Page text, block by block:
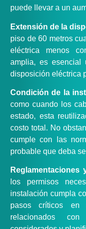
puede llevar a un
Extensión de la
piso de 60 metros
eléctrica menos
amplia, es esencial
disposición eléctrica
Condición de la
como cuando los
estado, esta
costo total. No
cumple con las
probable que deba
Reglamentaciones
los permisos
instalación cumpla
pasos críticos en
relacionados